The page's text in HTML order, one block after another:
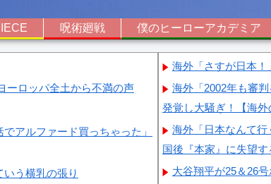
呪術廻戦 僕のヒーローアカデミア
ーロッパ全土から不満の声
アルファード買っちゃった」
う横乳の張り
海外「さすが日本
海外「2002年も審
発覚し大騒ぎ！【海外
海外「日本なんて
国後『本家』に失望す
大谷翔平が25＆26